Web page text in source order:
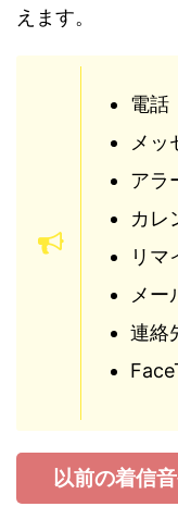
えます。
電話
メッ
アラ
カレ
リマ
メー
連絡
以前の着信